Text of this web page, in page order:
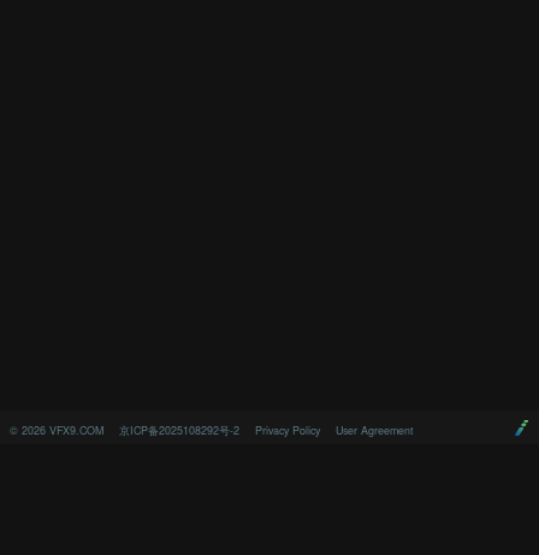
© 2026 VFX9.COM 京ICP备2025108292号-2 Privacy Policy User Agreement